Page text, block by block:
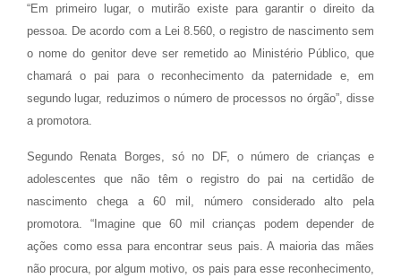
“Em primeiro lugar, o mutirão existe para garantir o direito da
pessoa. De acordo com a Lei 8.560, o registro de nascimento sem
o nome do genitor deve ser remetido ao Ministério Público, que
chamará o pai para o reconhecimento da paternidade e, em
segundo lugar, reduzimos o número de processos no órgão”, disse
a promotora.
Segundo Renata Borges, só no DF, o número de crianças e
adolescentes que não têm o registro do pai na certidão de
nascimento chega a 60 mil, número considerado alto pela
promotora. “Imagine que 60 mil crianças podem depender de
ações como essa para encontrar seus pais. A maioria das mães
não procura, por algum motivo, os pais para esse reconhecimento,